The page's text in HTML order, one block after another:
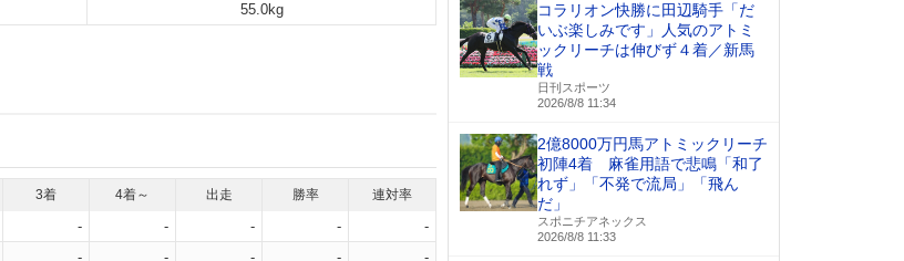
55.0kg
3着 4着～ 出走 勝率 連対率
- - - -
-
- - - -
-
コラリオン快勝に田辺騎手「だ
いぶ楽しみです」人気のアトミ
ックリーチは伸びず４着／新馬
戦
日刊スポーツ
2026/8/8 11:34
2億8000万円馬アトミックリーチ
初陣4着 麻雀用語で悲鳴「和了
れず」「不発で流局」「飛ん
だ」
スポニチアネックス
2026/8/8 11:33